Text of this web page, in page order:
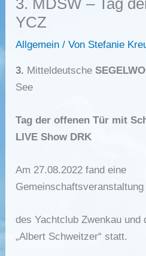
YCZ
Allgemein / Von Stefanie
3. Mitteldeutsche
See
Tag der offenen Tür mit
LIVE Show DRK
Am 27.08.2022 fand eine
Gemeinschaftsveranstaltung
des Yachtclub Zwenkau und
„Albert Schweitzer“ statt.